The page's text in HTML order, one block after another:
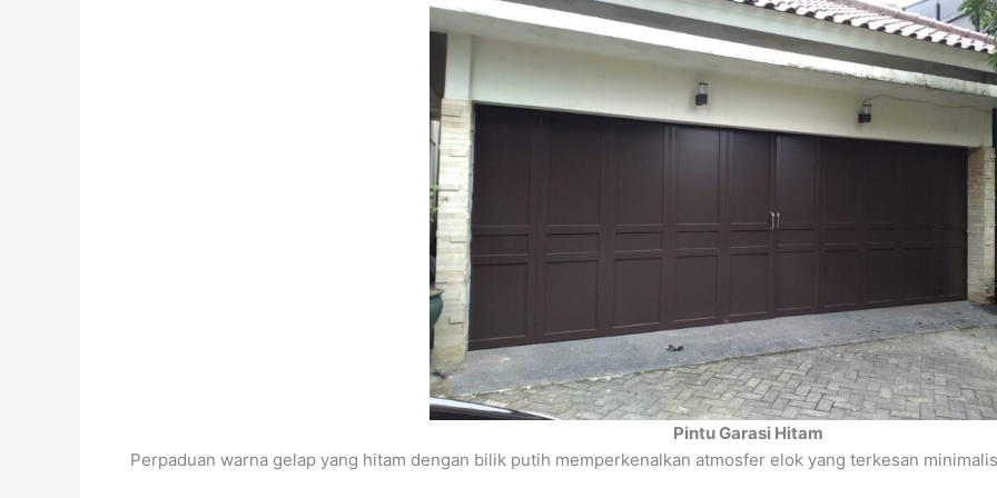
Pintu Garasi Hitam
Perpaduan warna gelap yang hitam dengan bilik putih memperkenalkan atmosfer elok yang terkesan